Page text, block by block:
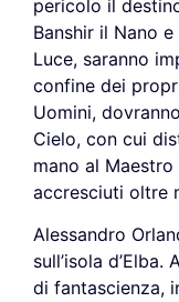
pericolo il
Banshir il Nano
Luce, saranno
confine dei
Uomini,
Cielo, con cui
mano al
accresciuti oltre
Alessandro
sull’isola
di fantascienza,